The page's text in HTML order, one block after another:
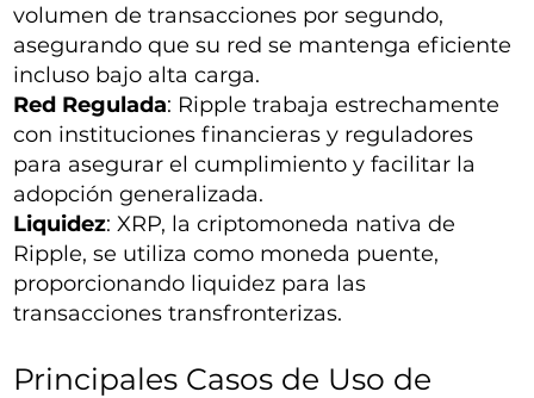
volumen de transacciones por segundo,
asegurando que su red se mantenga eficiente
incluso bajo alta carga.
Red Regulada: Ripple trabaja estrechamente
con instituciones financieras y reguladores
para asegurar el cumplimiento y facilitar la
adopción generalizada.
Liquidez: XRP, la criptomoneda nativa de
Ripple, se utiliza como moneda puente,
proporcionando liquidez para las
transacciones transfronterizas.
Principales Casos de Uso de